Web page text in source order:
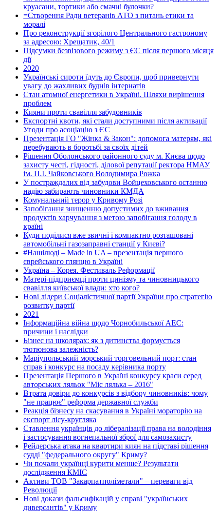
круасани, тортики або смачні булочки?
=Створення Ради ветеранів АТО з питань етики та
моралі
Про реконструкції згорілого Центрального гастроному
за адресою: Хрещатик, 40/1
Підсумки безвізового режиму з ЄС після першого місяця
дії
2020
Українські сироти їдуть до Європи, щоб привернути
увагу до жахливих буднів інтернатів
Стан атомної енергетики в Україні. Шляхи вирішення
проблем
Кияни проти свавілля забудовників
Експортні квоти, які стали доступними після активації
Угоди про асоціацію з ЄС
Презентація ГО "Жінка & Закон": допомога матерям, які
перебувають в боротьбі за своїх дітей
Рішення Оболонського районного суду м. Києва щодо
захисту честі, гідності, ділової репутації ректора НМАУ
ім. П.І. Чайковського Володимира Рожка
У постраждалих від забудови Войцеховського останню
надію забирають чиновники КМДА
Комунальний терор у Кривому Розі
Запобігання знищенню допустимих до вживання
продуктів харчування з метою запобігання голоду в
країні
Куди поділися вже звичні і компактно розташовані
автомобільні газозаправні станції у Києві?
#Нашілюді – Made in UA – презентація першого
єврейського глянцю в Україні
Україна – Корея. Фестиваль Реформації
Матері-підприємці проти цинізму та чиновницького
свавілля київської влади: хто кого?
Нові лідери Соціалістичної партії України про стратегію
розвитку партії
2021
Інформаційна війна щодо Чорнобильської АЕС:
причини і наслідки
Бізнес на школярах: як з дитинства формується
тютюнова залежність?
Маріупольський морський торговельний порт: стан
справ і конкурс на посаду керівника порту
Презентація Першого в Україні конкурсу краси серед
авторських ляльок "Міс лялька – 2016"
Втрата довіри до конкурсів з відбору чиновників: чому
"не працює" реформа державної служби
Реакція бізнесу на скасування в Україні мораторію на
експорт лісу-кругляка
Ставлення українців до лібералізації права на володіння
і застосування вогнепальної зброї для самозахисту
Рейдерська атака на квартири киян на підставі рішення
судді "федерального округу" Криму?
Чи почали українці курити менше? Результати
дослідження КМІС
Активи ТОВ "Закарпатполіметали" – переваги від
Революції
Нові докази фальсифікацій у справі "українських
диверсантів" у Криму